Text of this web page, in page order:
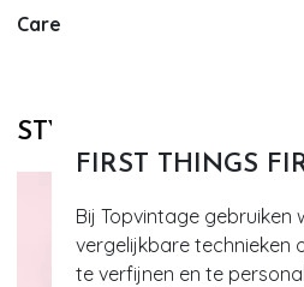
FIRST THINGS
Bij Topvintage gebruiken
vergelijkbare technieken
te verfijnen en te
Care
STYLE DIT MET